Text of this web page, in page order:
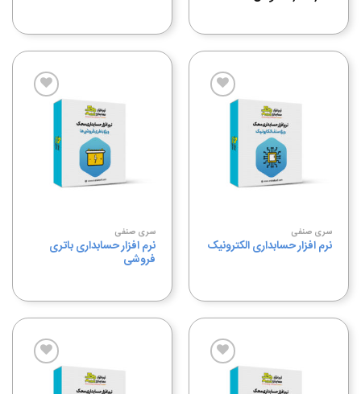
افزودن
سری صنفی
نرم افزار حسابداری الکترونیک
افزودن
سری صنفی
نرم افزار حسابداری باتری
فروشی